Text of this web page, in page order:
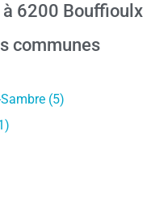
6200 Bouffioulx
communes
(5)